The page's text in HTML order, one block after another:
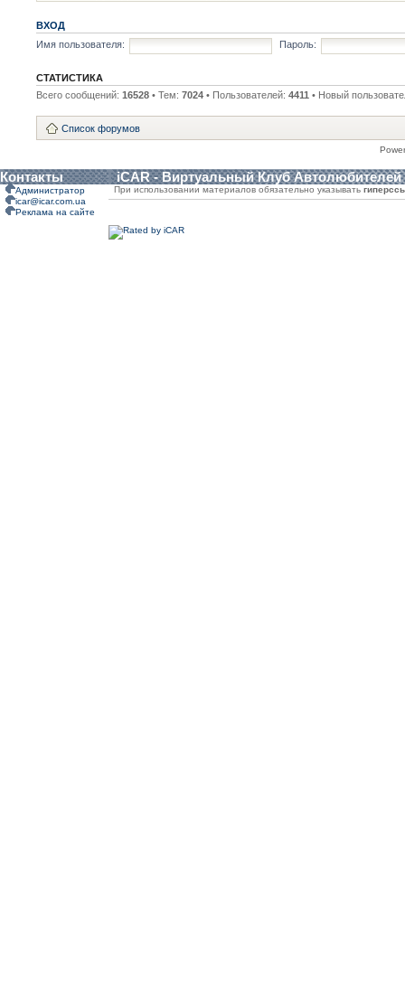
ВХОД
Имя пользователя:
Пароль:
СТАТИСТИКА
Всего сообщений: 16528 • Тем: 7024 • Пользователей: 4411 • Новый
Список форумов
Контакты iCAR - Виртуальный Клуб Автолюбителей
Администратор
icar@icar.com.ua
Реклама на сайте
При использовании материалов обязательно указывать